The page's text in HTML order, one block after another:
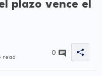
plazo vence el
read
0